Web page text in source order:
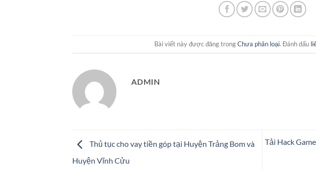
Bài viết này được đăng trongChưa phân loại. Đánh dấu
ADMIN
Thủ tục cho vay tiền góp tại Huyện Trảng Bom và
Huyện Vĩnh Cửu
Tải Hack